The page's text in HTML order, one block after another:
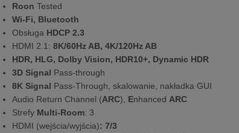
Roon Tested
Wi-Fi, Bluetooth
Obsługa HDCP 2.3
HDMI 2.1:8K/60Hz AB, 4K/120Hz AB
HDR, HLG, Dolby Vision, HDR10+, Dynamic HDR
3D Signal Pass-through
8K Signal Pass-Through, skalowanie, nakładka GUI
Audio Return Channel (ARC), Enhanced ARC
Strefy Multi-Room: 3
HDMI (wejścia/wyjścia): 7/3